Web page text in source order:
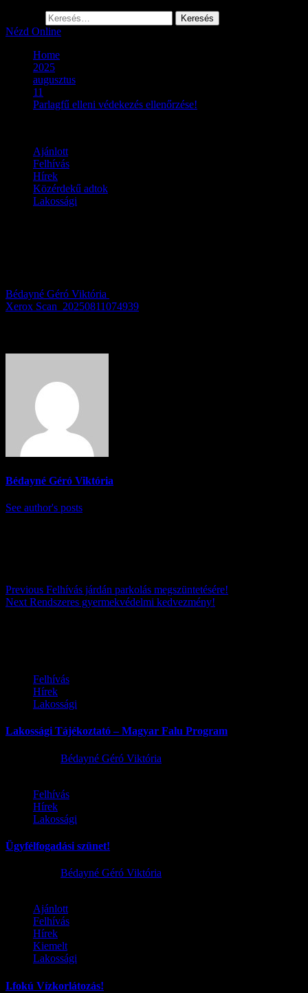
Nézd Online
Home
2025
augusztus
11
Parlagfű elleni védekezés ellenőrzése!
Ajánlott
Felhívás
Hírek
Közérdekű adtok
Lakossági
Bédayné Géró Viktória
Xerox Scan_20250811074939
Bédayné Géró Viktória
See author's posts
Previous Felhívás járdán parkolás megszüntetésére!
Next Rendszeres gyermekvédelmi kedvezmény!
Felhívás
Hírek
Lakossági
Lakossági Tájékoztató – Magyar Falu Program
Bédayné Géró Viktória
Felhívás
Hírek
Lakossági
Ügyfélfogadási szünet!
Bédayné Géró Viktória
Ajánlott
Felhívás
Hírek
Kiemelt
Lakossági
I.fokú Vízkorlátozás!